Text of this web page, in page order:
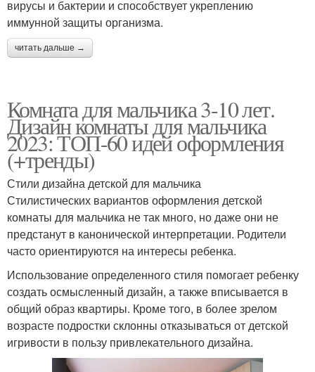
вирусы и бактерии и способствует укреплению
иммунной защиты организма.
читать дальше →
Комната для мальчика 3-10 лет.
Дизайн комнаты для мальчика
2023: ТОП-60 идей оформления
(+тренды)
Стили дизайна детской для мальчика
Стилистических вариантов оформления детской
комнаты для мальчика не так много, но даже они не
предстанут в канонической интерпретации. Родители
часто ориентируются на интересы ребенка.
Использование определенного стиля помогает ребенку
создать осмысленный дизайн, а также вписывается в
общий образ квартиры. Кроме того, в более зрелом
возрасте подростки склонны отказываться от детской
игривости в пользу привлекательного дизайна.